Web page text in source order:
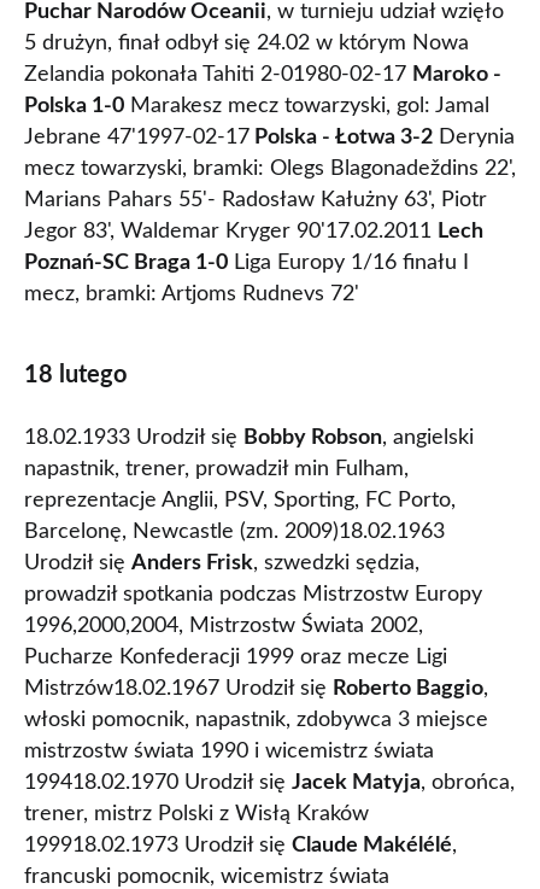
Puchar Narodów Oceanii, w turnieju udział wzięło
5 drużyn, finał odbył się 24.02 w którym Nowa
Zelandia pokonała Tahiti 2-01980-02-17 Maroko -
Polska 1-0 Marakesz mecz towarzyski, gol: Jamal
Jebrane 47'1997-02-17 Polska - Łotwa 3-2 Derynia
mecz towarzyski, bramki: Olegs Blagonadeždins 22',
Marians Pahars 55'- Radosław Kałużny 63', Piotr
Jegor 83', Waldemar Kryger 90'17.02.2011 Lech
Poznań-SC Braga 1-0 Liga Europy 1/16 finału I
mecz, bramki: Artjoms Rudnevs 72'
18 lutego
18.02.1933 Urodził się Bobby Robson, angielski
napastnik, trener, prowadził min Fulham,
reprezentacje Anglii, PSV, Sporting, FC Porto,
Barcelonę, Newcastle (zm. 2009)18.02.1963
Urodził się Anders Frisk, szwedzki sędzia,
prowadził spotkania podczas Mistrzostw Europy
1996,2000,2004, Mistrzostw Świata 2002,
Pucharze Konfederacji 1999 oraz mecze Ligi
Mistrzów18.02.1967 Urodził się Roberto Baggio,
włoski pomocnik, napastnik, zdobywca 3 miejsce
mistrzostw świata 1990 i wicemistrz świata
199418.02.1970 Urodził się Jacek Matyja, obrońca,
trener, mistrz Polski z Wisłą Kraków
199918.02.1973 Urodził się Claude Makélélé,
francuski pomocnik, wicemistrz świata